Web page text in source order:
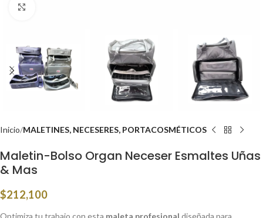
Inicio MALETINES, NECESERES, PORTACOSMÉTICOS
Maletin-Bolso Organ Neceser Esmaltes Uñas
& Mas
$212,100